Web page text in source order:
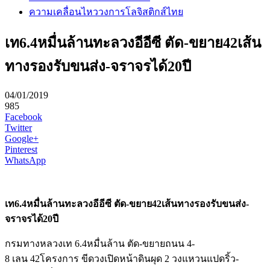
ความเคลื่อนไหววงการโลจิสติกส์ไทย
เท6.4หมื่นล้านทะลวงอีอีซี ตัด-ขยาย42เส้น
ทางรองรับขนส่ง-จราจรได้20ปี
04/01/2019
985
Facebook
Twitter
Google+
Pinterest
WhatsApp
เท6.4หมื่นล้านทะลวงอีอีซี ตัด-ขยาย42เส้นทางรองรับขนส่ง-
จราจรได้20ปี
กรมทางหลวงเท 6.4หมื่นล้าน ตัด-ขยายถนน 4-
8 เลน 42โครงการ ขีดวงเปิดหน้าดินผุด 2 วงแหวนแปดริ้ว-